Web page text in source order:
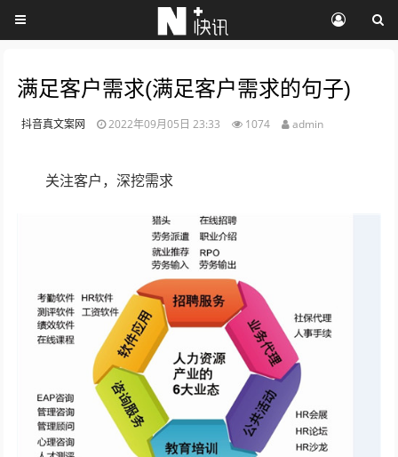
满足客户需求(满足客户需求的句子)
抖音真文案网 2022年09月05日 23:33 1074 admin
关注客户，深挖需求